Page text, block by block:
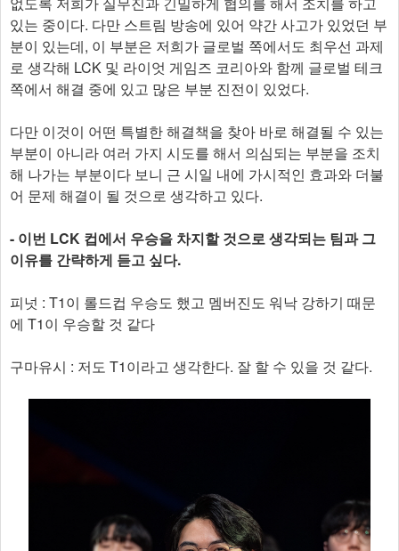
있는 중이다. 다만 스트림 방송에 있어 약간 사고가 있었던 부
분이 있는데, 이 부분은 저희가 글로벌 쪽에서도 최우선 과제
로 생각해 LCK 및 라이엇 게임즈 코리아와 함께 글로벌 테크
쪽에서 해결 중에 있고 많은 부분 진전이 있었다.
다만 이것이 어떤 특별한 해결책을 찾아 바로 해결될 수 있는
부분이 아니라 여러 가지 시도를 해서 의심되는 부분을 조치
해 나가는 부분이다 보니 근 시일 내에 가시적인 효과와 더불
어 문제 해결이 될 것으로 생각하고 있다.
- 이번 LCK 컵에서 우승을 차지할 것으로 생각되는 팀과 그
이유를 간략하게 듣고 싶다.
피넛 : T1이 롤드컵 우승도 했고 멤버진도 워낙 강하기 때문
에 T1이 우승할 것 같다
구마유시 : 저도 T1이라고 생각한다. 잘 할 수 있을 것 같다.